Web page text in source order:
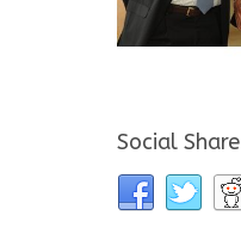
Social Share